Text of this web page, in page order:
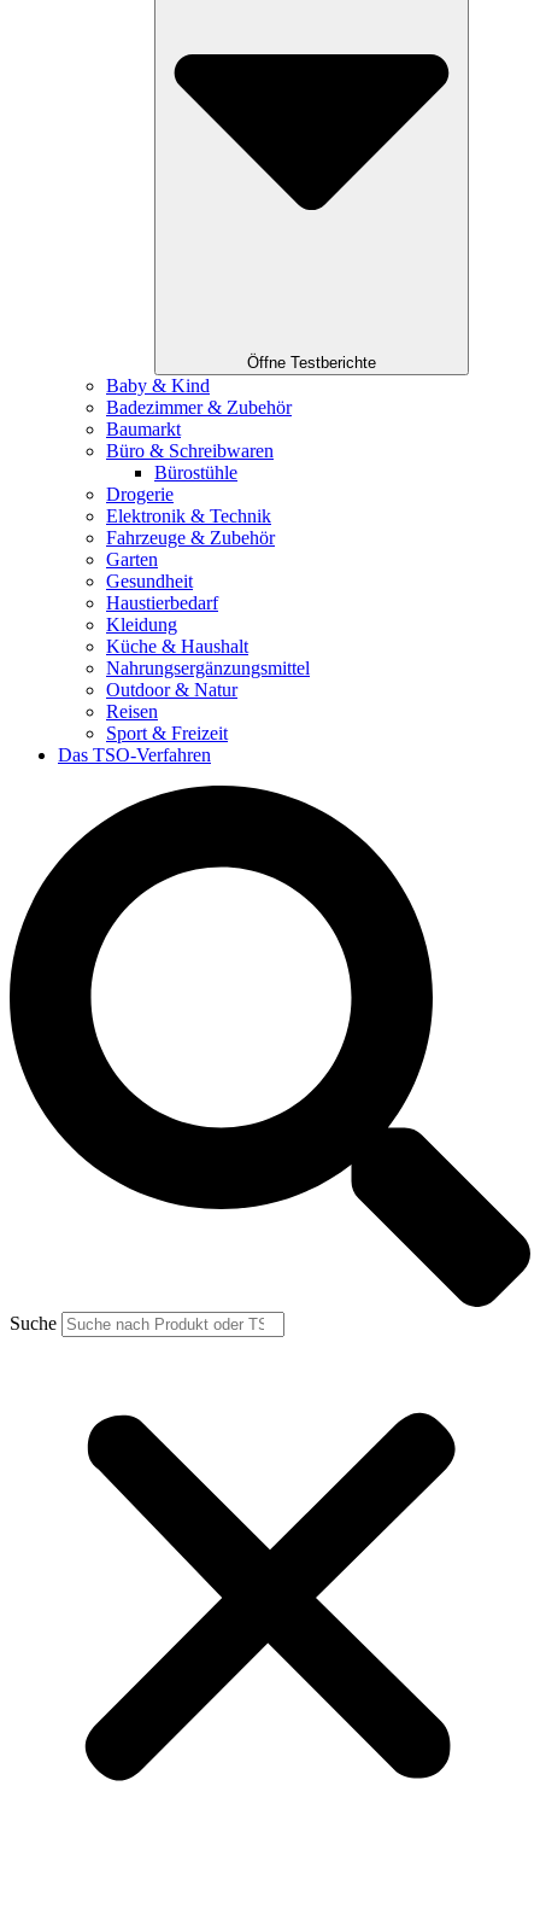
Öffne Testberichte
Baby & Kind
Badezimmer & Zubehör
Baumarkt
Büro & Schreibwaren
Bürostühle
Drogerie
Elektronik & Technik
Fahrzeuge & Zubehör
Garten
Gesundheit
Haustierbedarf
Kleidung
Küche & Haushalt
Nahrungsergänzungsmittel
Outdoor & Natur
Reisen
Sport & Freizeit
Das TSO-Verfahren
Suche